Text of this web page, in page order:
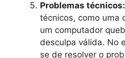
Problemas técnicos:
técnicos, como uma
um computador
desculpa válida. No
se de resolver o